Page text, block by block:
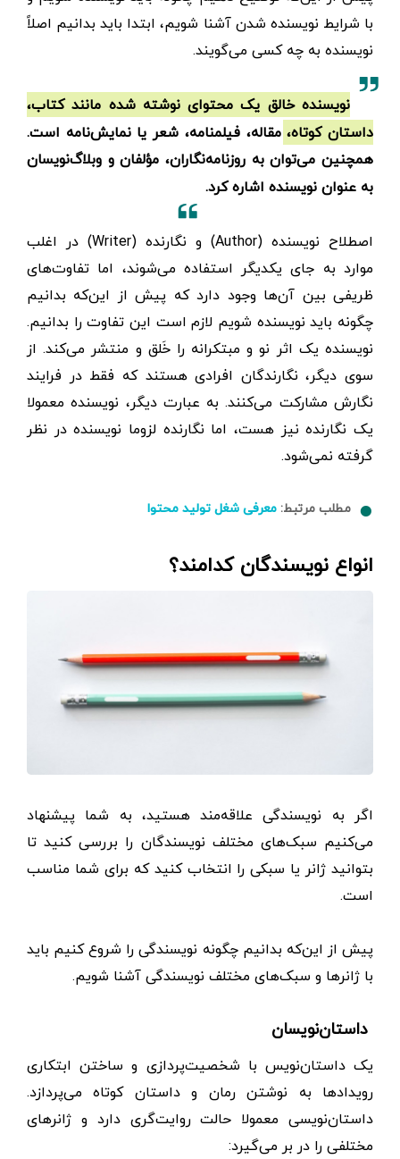
با شرایط نویسنده شدن آشنا شویم، ابتدا باید بدانیم اصلاً
نویسنده به چه کسی می‌گویند.
نویسنده خالق یک محتوای نوشته شده مانند کتاب،
داستان کوتاه، مقاله، فیلمنامه، شعر یا نمایش‌نامه است.
همچنین می‌توان به روزنامه‌نگاران، مؤلفان و وبلاگ‌نویسان
به عنوان نویسنده اشاره کرد.
اصطلاح نویسنده (Author) و نگارنده (Writer) در اغلب
موارد به جای یکدیگر استفاده می‌شوند، اما تفاوت‌های
ظریفی بین آن‌ها وجود دارد که پیش از این‌که بدانیم
چگونه باید نویسنده شویم لازم است این تفاوت را بدانیم.
نویسنده یک اثر نو و مبتکرانه را خَلق و منتشر می‌کند. از
سوی دیگر، نگارندگان افرادی هستند که فقط در فرایند
نگارش مشارکت می‌کنند. به عبارت دیگر، نویسنده معمولا
یک نگارنده نیز هست، اما نگارنده لزوما نویسنده در نظر
گرفته نمی‌شود.
مطلب مرتبط: معرفی شغل تولید محتوا
انواع نویسندگان کدامند؟
اگر به نویسندگی علاقه‌مند هستید، به شما پیشنهاد
می‌کنیم سبک‌های مختلف نویسندگان را بررسی کنید تا
بتوانید ژانر یا سبکی را انتخاب کنید که برای شما مناسب
است.
پیش از این‌که بدانیم چگونه نویسندگی را شروع کنیم باید
با ژانر‌ها و سبک‌های مختلف نویسندگی آشنا شویم.
داستان‌نویسان
یک داستان‌نویس با شخصیت‌پردازی و ساختن ابتکاری
رویدادها به نوشتن رمان و داستان کوتاه می‌پردازد.
داستان‌نویسی معمولا حالت روایت‌گری دارد و ژانرهای
مختلفی را در بر می‌گیرد: